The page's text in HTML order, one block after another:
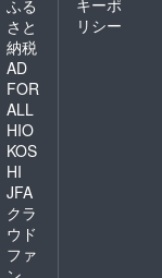
ふる
さと
納税
AD
FOR
ALL
HIO
KOS
HI
JFA
クラ
ウド
ファ
キーポ
リシー